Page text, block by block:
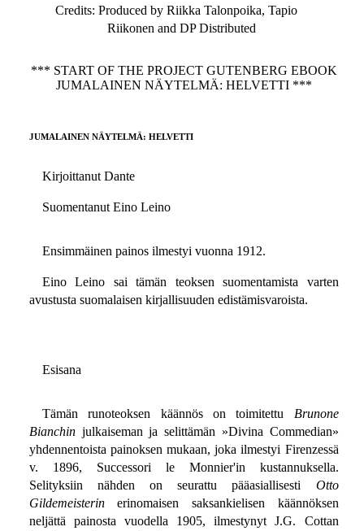
Credits: Produced by Riikka Talonpoika, Tapio
Riikonen and DP Distributed
*** START OF THE PROJECT GUTENBERG EBOOK
JUMALAINEN NÄYTELMÄ: HELVETTI ***
JUMALAINEN NÄYTELMÄ: HELVETTI
Kirjoittanut Dante
Suomentanut Eino Leino
Ensimmäinen painos ilmestyi vuonna 1912.
Eino Leino sai tämän teoksen suomentamista varten
avustusta suomalaisen kirjallisuuden edistämisvaroista.
Esisana
Tämän runoteoksen käännös on toimitettu Brunone
Bianchinjulkaiseman ja selittämän »Divina Commedian»
yhdennentoista painoksen mukaan, joka ilmestyi Firenzessä
v. 1896, Successori le Monnier'in kustannuksella.
Selityksiin nähden on seurattu pääasiallisesti Otto
Gildemeisterinerinomaisen saksankielisen käännöksen
neljättä painosta vuodella 1905, ilmestynyt J.G. Cottan